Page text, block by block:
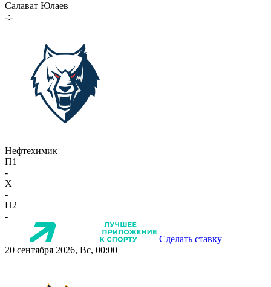
Салават Юлаев
-:-
Нефтехимик
П1
-
X
-
П2
-
Сделать ставку
20 сентября 2026, Вс, 00:00